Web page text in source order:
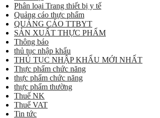
Phân loại Trang thiết bị y tế
Quảng cáo thực phẩm
QUẢNG CÁO TTBYT
SẢN XUẤT THỰC PHẨM
Thông báo
thủ tục nhập khẩu
THỦ TỤC NHẬP KHẨU MỚI NHẤT
Thực phẩm chức năng
thực phẩm chức năng
thực phẩm thường
Thuế NK
Thuế VAT
Tin tức